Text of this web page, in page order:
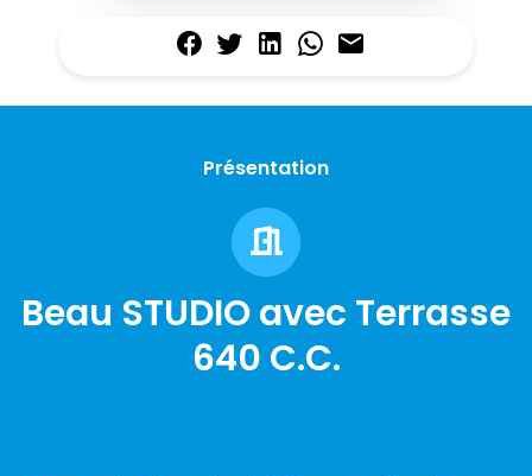
Présentation
Beau STUDIO avec Terrasse
640 C.C.